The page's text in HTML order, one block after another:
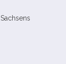
Sachsens